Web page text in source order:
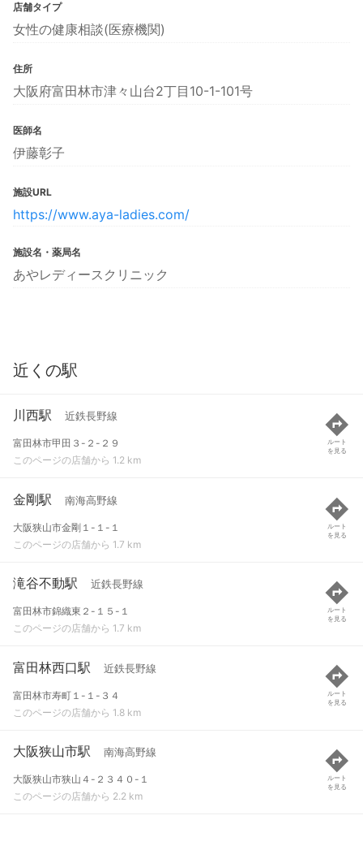
店舗タイプ
女性の健康相談(医療機関)
住所
大阪府富田林市津々山台2丁目10-1-101号
医師名
伊藤彰子
施設URL
https://www.aya-ladies.com/
施設名・薬局名
あやレディースクリニック
近くの駅
川西駅 近鉄長野線
富田林市甲田３-２-２９
このページの店舗から 1.2 km
ルート
を見る
金剛駅 南海高野線
大阪狭山市金剛１-１-１
このページの店舗から 1.7 km
ルート
を見る
滝谷不動駅 近鉄長野線
富田林市錦織東２-１５-１
このページの店舗から 1.7 km
ルート
を見る
富田林西口駅 近鉄長野線
富田林市寿町１-１-３４
このページの店舗から 1.8 km
ルート
を見る
大阪狭山市駅 南海高野線
大阪狭山市狭山４-２３４０-１
このページの店舗から 2.2 km
ルート
を見る